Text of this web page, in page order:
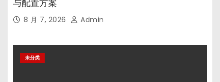
与配置方案
8 月 7, 2026 Admin
未分类